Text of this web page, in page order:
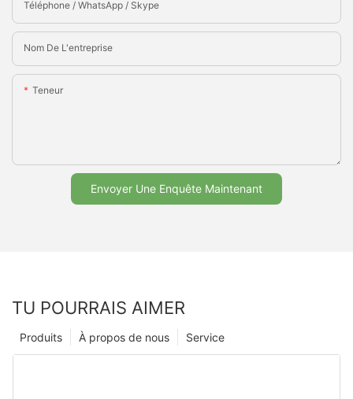
Téléphone / WhatsApp / Skype
Nom De L'entreprise
Teneur
Envoyer Une Enquête Maintenant
TU POURRAIS AIMER
Service
À propos de nous
Produits